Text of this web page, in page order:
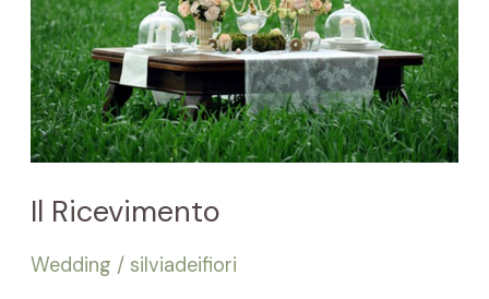
Il Ricevimento
Wedding /silviadeifiori